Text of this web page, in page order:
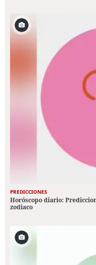
PREDICCIONES
Horóscopo diario:
zodiaco